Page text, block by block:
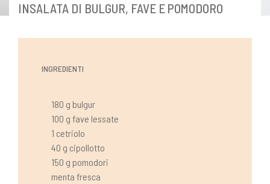
INSALATA DI BULGUR, FAVE E POMODORO
INGREDIENTI
180 g bulgur
100 g fave lessate
1 cetriolo
40 g cipollotto
150 g pomodori
menta fresca